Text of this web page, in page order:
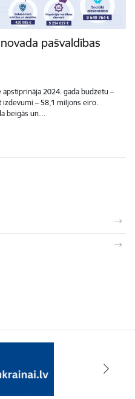
pašvaldības
2024. gada budžetu ‒
‒ 58,1 miljons eiro.
beigās un…